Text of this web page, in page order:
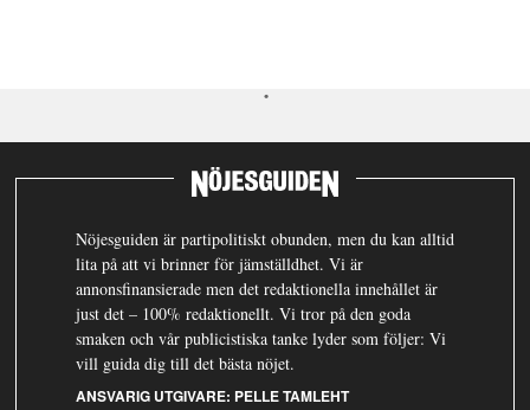
Nöjesguiden är partipolitiskt obunden, men du kan alltid
lita på att vi brinner för jämställdhet. Vi är
annonsfinansierade men det redaktionella innehållet är
just det – 100% redaktionellt. Vi tror på den goda
smaken och vår publicistiska tanke lyder som följer: Vi
vill guida dig till det bästa nöjet.
ANSVARIG UTGIVARE: PELLE TAMLEHT